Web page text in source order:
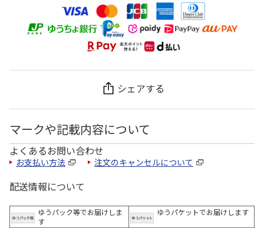
シェアする
マークや記載内容について
よくあるお問い合わせ
お支払い方法 注文のキャンセルについて
配送情報について
ゆうパック等でお届けしま
す
ゆうパケットでお届けします